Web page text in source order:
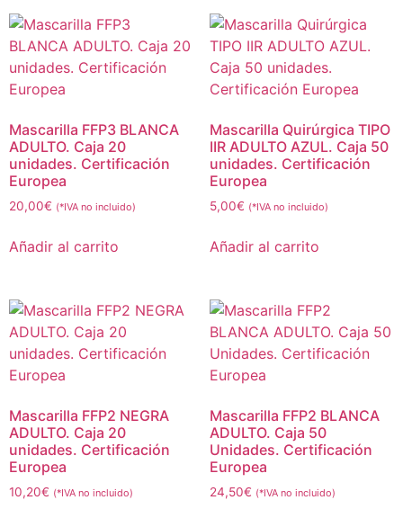
Mascarilla FFP3 BLANCA
ADULTO. Caja 20
unidades. Certificación
Europea
20,00€ (*IVA no incluido)
Añadir al carrito
Mascarilla Quirúrgica TIPO
IIR ADULTO AZUL. Caja 50
unidades. Certificación
Europea
5,00€ (*IVA no incluido)
Añadir al carrito
Mascarilla FFP2 NEGRA
ADULTO. Caja 20
unidades. Certificación
Europea
10,20€ (*IVA no incluido)
Mascarilla FFP2 BLANCA
ADULTO. Caja 50
Unidades. Certificación
Europea
24,50€ (*IVA no incluido)